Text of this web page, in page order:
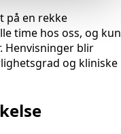
på en rekke
time hos oss, og kun
Henvisninger blir
og kliniske